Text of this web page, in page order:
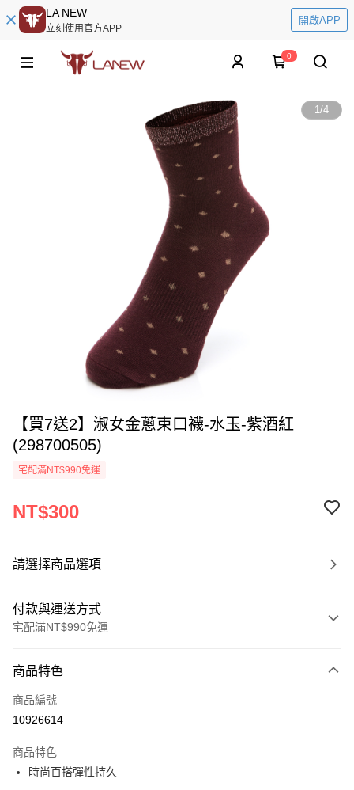
LA NEW
立刻使用官方APP
開啟APP
0
1/4
【買7送2】淑女金蔥束口襪-水玉-紫酒紅
(298700505)
宅配滿NT$990免運
NT$300
請選擇商品選項
付款與運送方式
宅配滿NT$990免運
信用卡一次付款
LINE Pay
悠遊付
商品特色
商品編號
10926614
商品特色
時尚百搭彈性持久